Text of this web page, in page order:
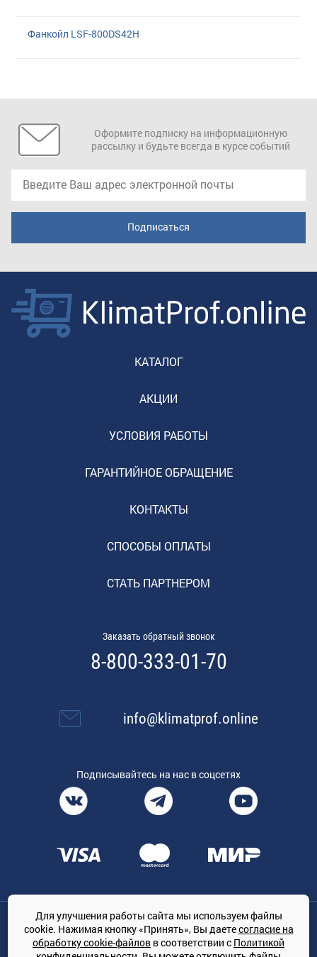
Фанкойл LSF-800DS42H
Оформите подписку на информационную
рассылку и будьте всегда в курсе событий
КАТАЛОГ
АКЦИИ
УСЛОВИЯ РАБОТЫ
ГАРАНТИЙНОЕ ОБРАЩЕНИЕ
КОНТАКТЫ
СПОСОБЫ ОПЛАТЫ
СТАТЬ ПАРТНЕРОМ
Заказать обратный звонок
8-800-333-01-70
info@klimatprof.online
Подписывайтесь на нас в соцсетях
Общество с ограниченной ответственностью «ТРЕЙДКОН», ОГРН:
1167847364079, 197022, г. Санкт-Петербург, проспект Медиков, 7
КЛИМАТПРОФ.ONLINE - оптовая продажа кондиционеров и
Для улучшения работы сайта мы используем файлы
cookie. Нажимая кнопку «Принять», Вы даетесогласие на
обработку cookie-файлов в соответствии с Политикой